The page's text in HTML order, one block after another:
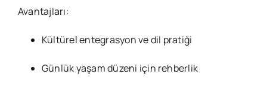
Avantajları:
Kültürel entegrasyon ve dil pratiği
Günlük yaşam düzeni için rehberlik